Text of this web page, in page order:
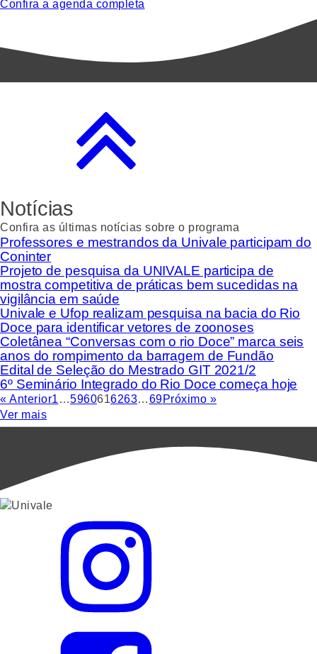
Confira a agenda completa
Notícias
Confira as últimas notícias sobre o programa
Professores e mestrandos da Univale participam do
Coninter
Projeto de pesquisa da UNIVALE participa de
mostra competitiva de práticas bem sucedidas na
vigilância em saúde
Univale e Ufop realizam pesquisa na bacia do Rio
Doce para identificar vetores de zoonoses
Coletânea “Conversas com o rio Doce” marca seis
anos do rompimento da barragem de Fundão
Edital de Seleção do Mestrado GIT 2021/2
6º Seminário Integrado do Rio Doce começa hoje
« Anterior1 …5960616263…69Próximo »
Ver mais